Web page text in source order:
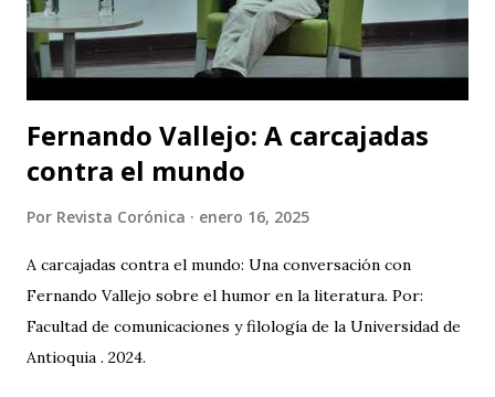
“necesarias” a mano de los actores del conflicto armado. El
teatro se erige como un lugar para reflexionar sobre lo...
Fernando Vallejo: A carcajadas
contra el mundo
Por Revista Corónica enero 16, 2025
A carcajadas contra el mundo: Una conversación con
Fernando Vallejo sobre el humor en la literatura. Por:
Facultad de comunicaciones y filología de la Universidad de
Antioquia . 2024.